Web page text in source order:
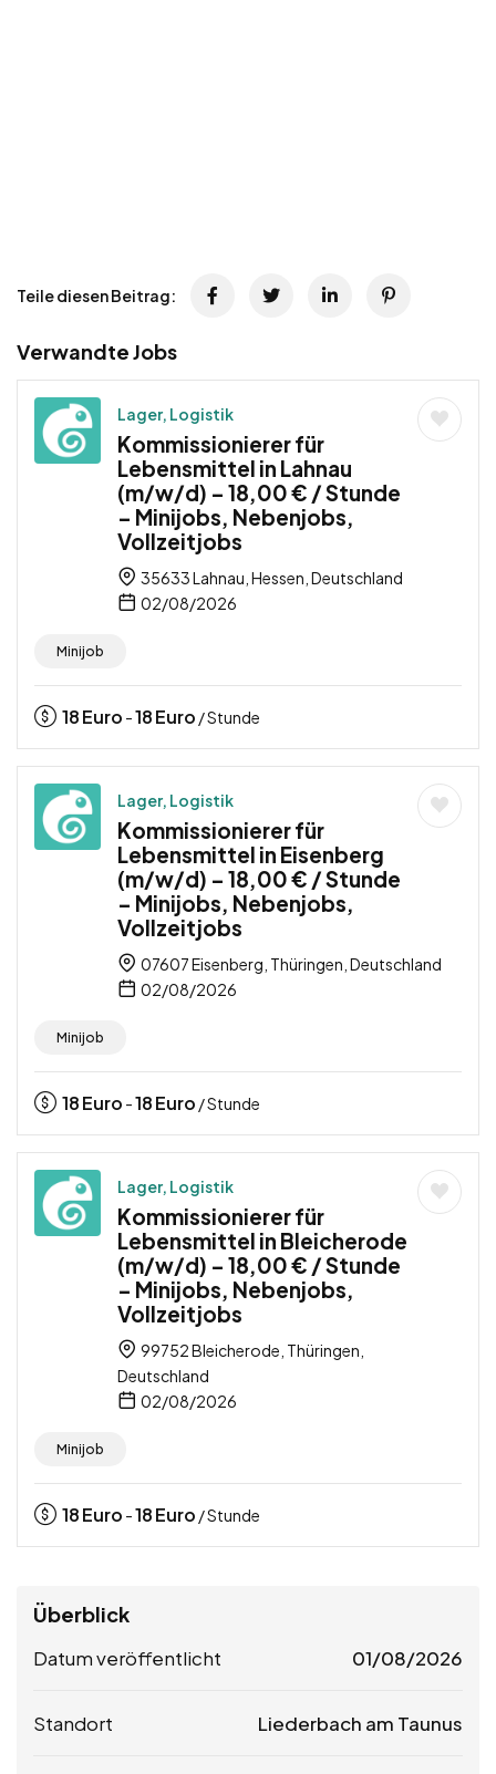
Teile diesen Beitrag:
Verwandte Jobs
Lager, Logistik
Kommissionierer für
Lebensmittel in Lahnau
(m/w/d) – 18,00 € / Stunde
– Minijobs, Nebenjobs,
Vollzeitjobs
35633 Lahnau, Hessen, Deutschland
02/08/2026
Minijob
18Euro -18Euro / Stunde
Lager, Logistik
Kommissionierer für
Lebensmittel in Eisenberg
(m/w/d) – 18,00 € / Stunde
– Minijobs, Nebenjobs,
Vollzeitjobs
07607 Eisenberg, Thüringen, Deutschland
02/08/2026
Minijob
18Euro -18Euro / Stunde
Lager, Logistik
Kommissionierer für
Lebensmittel in Bleicherode
(m/w/d) – 18,00 € / Stunde
– Minijobs, Nebenjobs,
Vollzeitjobs
99752 Bleicherode, Thüringen,
Deutschland
02/08/2026
Minijob
18Euro -18Euro / Stunde
Überblick
Datum veröffentlicht 01/08/2026
Standort Liederbach am Taunus